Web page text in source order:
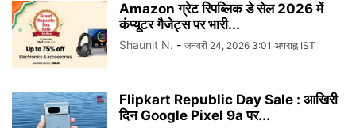
Amazon ग्रेट रिपब्लिक डे सेल 2026 में
कंप्यूटर गैजेट्स पर भारी...
Shaunit N. - जनवरी 24, 2026 3:01 अपराह्न IST
Flipkart Republic Day Sale : आखिरी
दिन Google Pixel 9a पर...